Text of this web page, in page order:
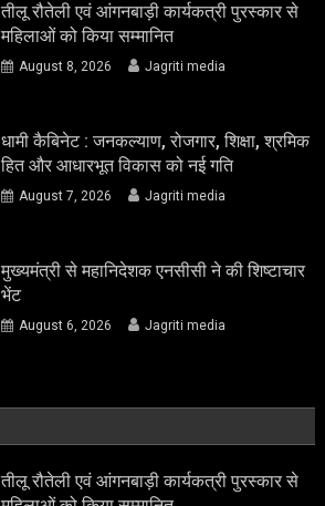
तीलू रौतेली एवं आंगनबाड़ी कार्यकत्री पुरस्कार से
महिलाओं को किया सम्मानित
August 8, 2026 Jagriti media
धामी कैबिनेट : जनकल्याण, रोजगार, शिक्षा, श्रमिक
हित और आधारभूत विकास को नई गति
August 7, 2026 Jagriti media
मुख्यमंत्री से महानिदेशक एनसीसी ने की शिष्टाचार
भेंट
August 6, 2026 Jagriti media
तीलू रौतेली एवं आंगनबाड़ी कार्यकत्री पुरस्कार से